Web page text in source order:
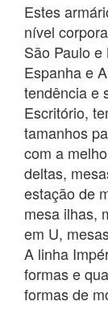
Estes
nível
São Paulo
Espanha e
tendência e
Escritório,
tamanhos
com a
deltas,
estação de
mesa ilhas,
em U,
A linha
formas e
formas de